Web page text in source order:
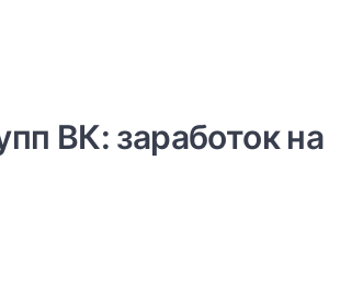
ВК: заработок на
биржа, plibber, sociate.
паблика.